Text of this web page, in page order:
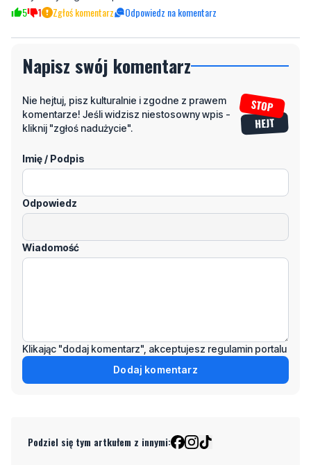
Napisz swój komentarz
komentarze! Jeśli widzisz niestosowny wpis -
kliknij "zgłoś nadużycie".
Imię / Podpis
Odpowiedz
Wiadomość